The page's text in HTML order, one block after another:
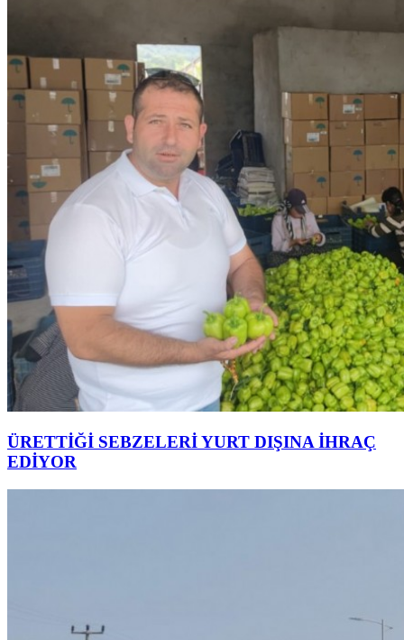
ÜRETTİĞİ SEBZELERİ YURT DIŞINA İHRAÇ
EDİYOR